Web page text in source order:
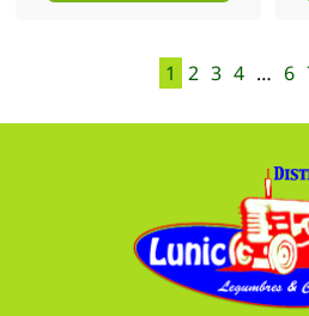
1 2 3 4 … 6